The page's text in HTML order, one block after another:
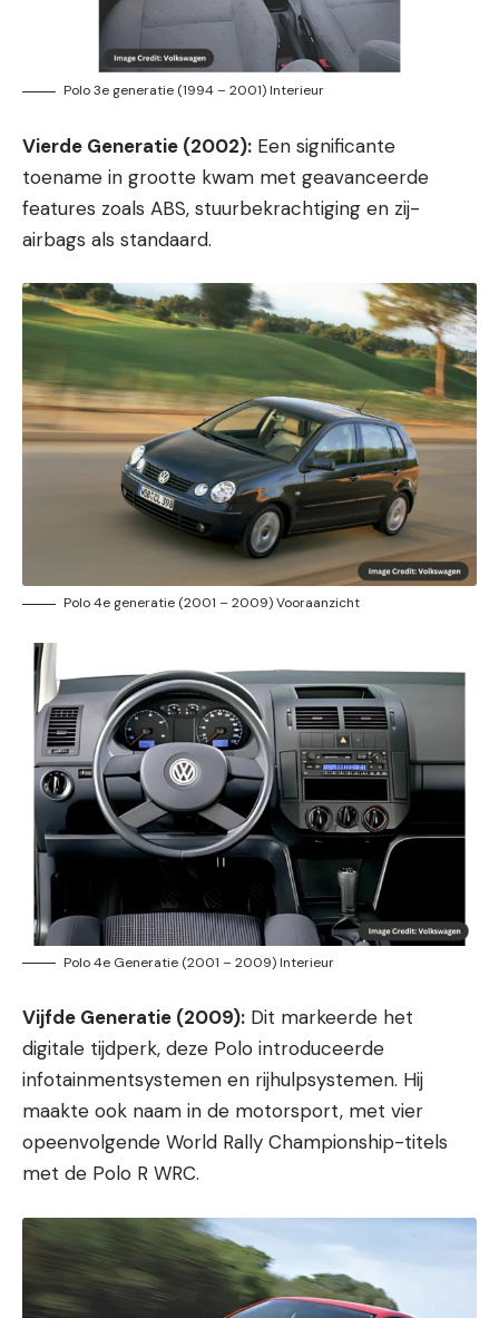
Polo 3e generatie (1994 – 2001) Interieur
Vierde Generatie (2002): Een significante
toename in grootte kwam met geavanceerde
features zoals ABS, stuurbekrachtiging en zij-
airbags als standaard.
Polo 4e generatie (2001 – 2009) Vooraanzicht
Polo 4e Generatie (2001 – 2009) Interieur
Vijfde Generatie (2009): Dit markeerde het
digitale tijdperk, deze Polo introduceerde
infotainmentsystemen en rijhulpsystemen. Hij
maakte ook naam in de motorsport, met vier
opeenvolgende World Rally Championship-titels
met de Polo R WRC.